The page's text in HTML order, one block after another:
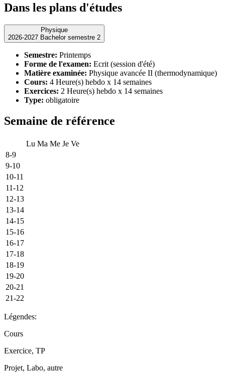
Dans les plans d'études
Physique
2026-2027 Bachelor semestre 2
Semestre: Printemps
Forme de l'examen: Ecrit (session d'été)
Matière examinée: Physique avancée II (thermodynamique)
Cours: 4 Heure(s) hebdo x 14 semaines
Exercices: 2 Heure(s) hebdo x 14 semaines
Type: obligatoire
Semaine de référence
Lu Ma Me Je Ve
8-9
9-10
10-11
11-12
12-13
13-14
14-15
15-16
16-17
17-18
18-19
19-20
20-21
21-22
Légendes:
Cours
Exercice, TP
Projet, Labo, autre